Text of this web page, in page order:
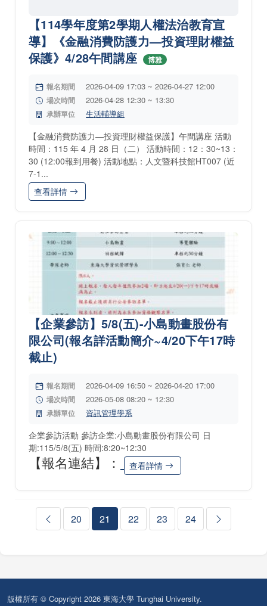
【114學年度第2學期人權法治教育宣
導】《金融消費防護力—投資理財權益
保護》4/28午間講座
博雅
報名期間 2026-04-09 17:03 ~ 2026-04-27 12:00
場次時間 2026-04-28 12:30 ~ 13:30
承辦單位 生活輔導組
【金融消費防護力—投資理財權益保護】午間講座 活動
時間：115 年 4 月 28 日（二） 活動時間：12：30~13：
30 (12:00報到用餐) 活動地點：人文暨科技館HT007 (近
7-1...
查看詳情
【企業參訪】5/8(五)-小島動畫股份有
限公司(報名詳活動簡介~4/20下午17時
截止)
報名期間 2026-04-09 16:50 ~ 2026-04-20 17:00
場次時間 2026-05-08 08:20 ~ 12:30
承辦單位 資訊管理學系
企業參訪活動 參訪企業:小島動畫股份有限公司 日
期:115/5/8(五) 時間:8:20~12:30
【報名連結】： 查看詳情
20 21 22 23 24
版權所有 © Copyright 2026 東海大學 Tunghai University.